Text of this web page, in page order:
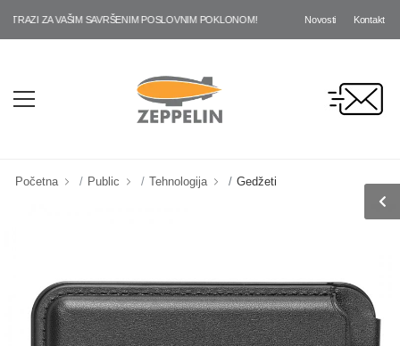
ZA VAŠIM SAVRŠENIM POSLOVNIM POKLONOM! Novosti Kontakt
Početna Public Tehnologija Gedžeti